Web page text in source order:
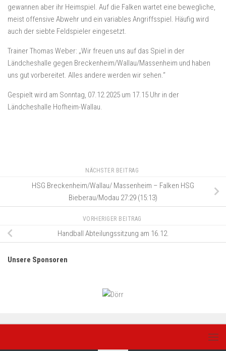
gewannen aber ihr Heimspiel. Auf die Falken wartet eine bewegliche,
meist offensive Abwehr und ein variables Angriffsspiel. Häufig wird
auch der siebte Feldspieler eingesetzt.
Trainer Thomas Weber: „Wir freuen uns auf das Spiel in der
Ländcheshalle gegen Breckenheim/Wallau/Massenheim und haben
uns gut vorbereitet. Alles andere werden wir sehen.“
Gespielt wird am Sonntag, 07.12.2025 um 17.15 Uhr in der
Ländcheshalle Hofheim-Wallau.
NÄCHSTER BEITRAG
HSG Breckenheim/Wallau/ Massenheim – Falken HSG
Bieberau/Modau 27:29 (15:13)
VORHERIGER BEITRAG
Handball Abteilungssitzung am 16.12.
Unsere Sponsoren